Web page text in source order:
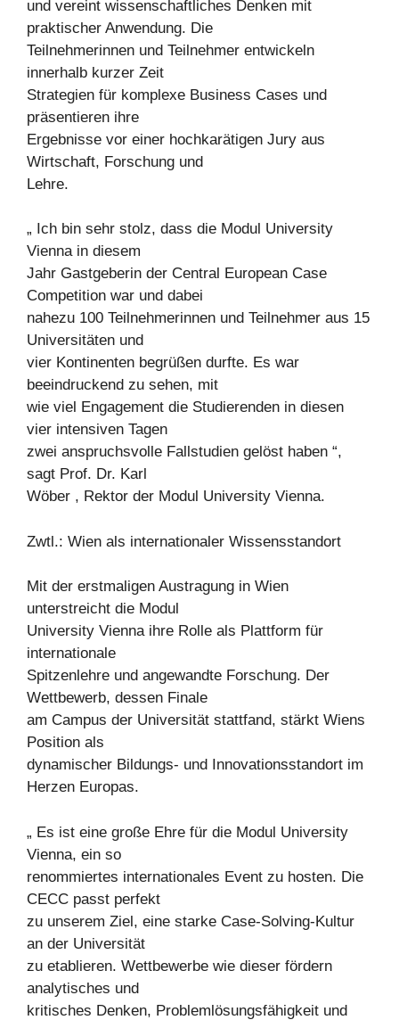
und vereint wissenschaftliches Denken mit
praktischer Anwendung. Die
Teilnehmerinnen und Teilnehmer entwickeln
innerhalb kurzer Zeit
Strategien für komplexe Business Cases und
präsentieren ihre
Ergebnisse vor einer hochkarätigen Jury aus
Wirtschaft, Forschung und
Lehre.
„ Ich bin sehr stolz, dass die Modul University
Vienna in diesem
Jahr Gastgeberin der Central European Case
Competition war und dabei
nahezu 100 Teilnehmerinnen und Teilnehmer aus 15
Universitäten und
vier Kontinenten begrüßen durfte. Es war
beeindruckend zu sehen, mit
wie viel Engagement die Studierenden in diesen
vier intensiven Tagen
zwei anspruchsvolle Fallstudien gelöst haben “,
sagt Prof. Dr. Karl
Wöber , Rektor der Modul University Vienna.
Zwtl.: Wien als internationaler Wissensstandort
Mit der erstmaligen Austragung in Wien
unterstreicht die Modul
University Vienna ihre Rolle als Plattform für
internationale
Spitzenlehre und angewandte Forschung. Der
Wettbewerb, dessen Finale
am Campus der Universität stattfand, stärkt Wiens
Position als
dynamischer Bildungs- und Innovationsstandort im
Herzen Europas.
„ Es ist eine große Ehre für die Modul University
Vienna, ein so
renommiertes internationales Event zu hosten. Die
CECC passt perfekt
zu unserem Ziel, eine starke Case-Solving-Kultur
an der Universität
zu etablieren. Wettbewerbe wie dieser fördern
analytisches und
kritisches Denken, Problemlösungsfähigkeit und